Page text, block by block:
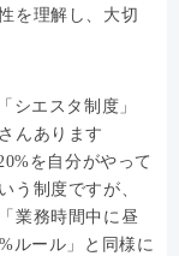
を理解し、大切
シエスタ制度」
んあります
を自分がやって
う制度ですが、
業務時間中に昼
ルール」と同様に